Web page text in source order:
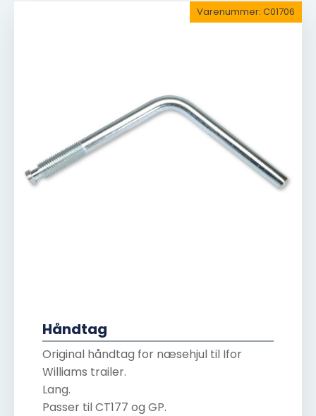
Håndtag
Original håndtag for næsehjul til Ifor
Williams trailer.
Lang.
Passer til CT177 og GP.
Varenummer: C01706